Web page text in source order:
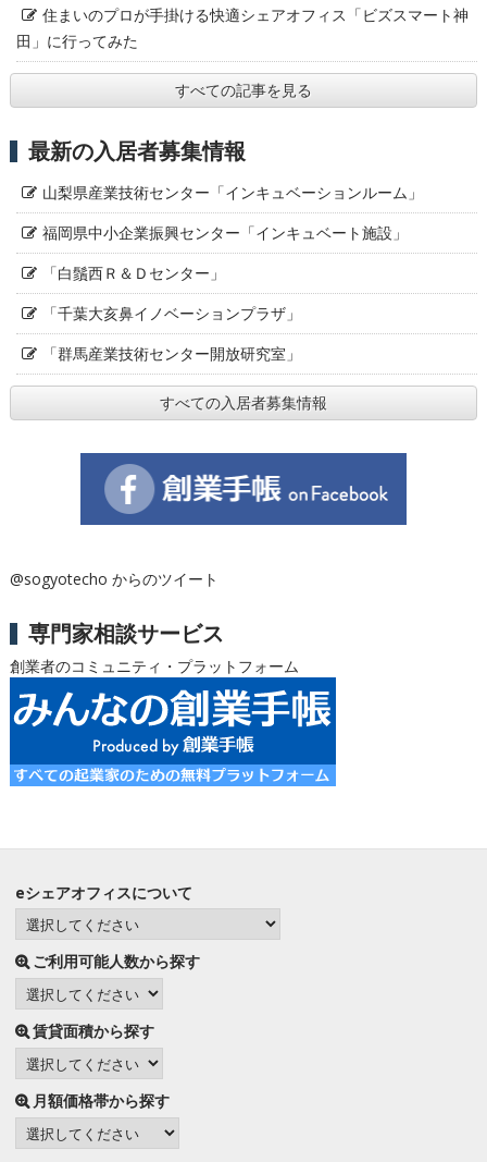
住まいのプロが手掛ける快適シェアオフィス「ビズスマート神
田」に行ってみた
すべての記事を見る
最新の入居者募集情報
山梨県産業技術センター「インキュベーションルーム」
福岡県中小企業振興センター「インキュベート施設」
「白鬚西Ｒ＆Ｄセンター」
「千葉大亥鼻イノベーションプラザ」
「群馬産業技術センター開放研究室」
すべての入居者募集情報
@sogyotecho からのツイート
専門家相談サービス
創業者のコミュニティ・プラットフォーム
eシェアオフィスについて
ご利用可能人数から探す
賃貸面積から探す
月額価格帯から探す